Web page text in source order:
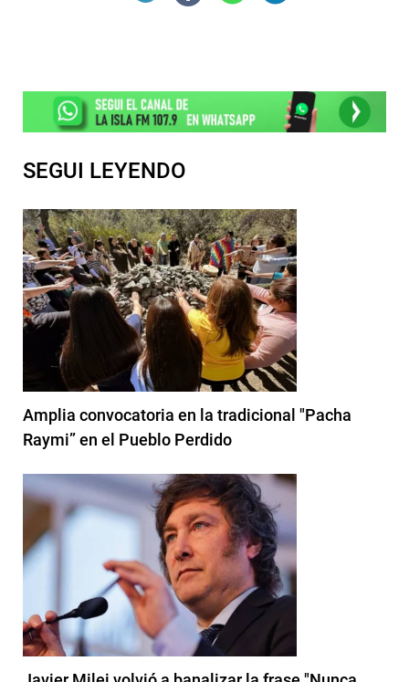
SEGUI LEYENDO
Amplia convocatoria en la tradicional "Pacha
Raymi” en el Pueblo Perdido